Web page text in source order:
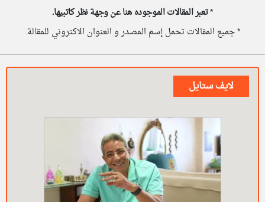
*تعبر المقالات الموجوده هنا عن وجهة نظر كاتبيها.
* جميع المقالات تحمل إسم المصدر و العنوان الاكتروني للمقالة.
لايف ستايل